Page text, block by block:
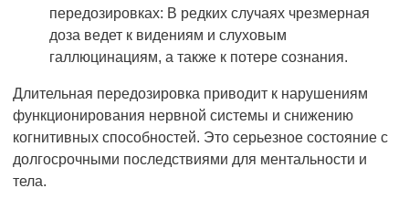
передозировках: В редких случаях чрезмерная
доза ведет к видениям и слуховым
галлюцинациям, а также к потере сознания.
Длительная передозировка приводит к нарушениям
функционирования нервной системы и снижению
когнитивных способностей. Это серьезное состояние с
долгосрочными последствиями для ментальности и
тела.